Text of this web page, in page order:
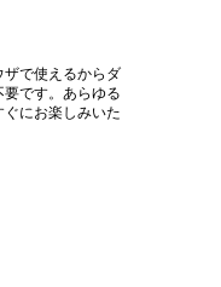
で使えるからダ
です。あらゆる
にお楽しみいた